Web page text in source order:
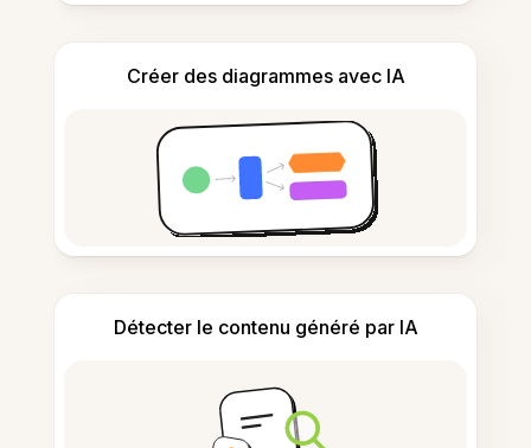
Créer des diagrammes avec IA
Détecter le contenu généré par IA